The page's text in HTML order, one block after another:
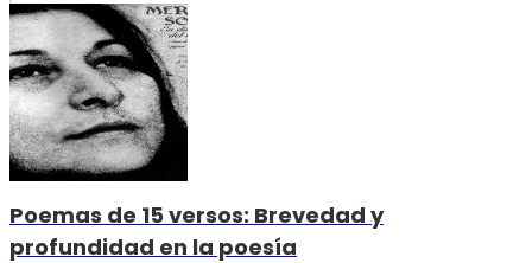
Poemas de 15 versos: Brevedad y
profundidad en la poesía